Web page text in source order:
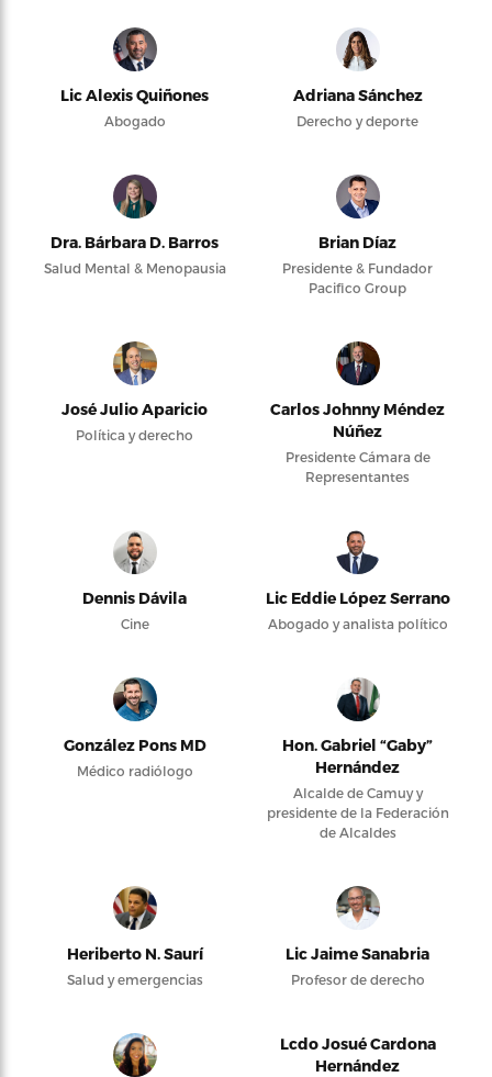
Lic Alexis Quiñones
Abogado
Adriana Sánchez
Derecho y deporte
Dra. Bárbara D. Barros
Salud Mental & Menopausia
Brian Díaz
Presidente & Fundador
Pacifico Group
José Julio Aparicio
Política y derecho
Carlos Johnny Méndez
Núñez
Presidente Cámara de
Representantes
Dennis Dávila
Cine
Lic Eddie López Serrano
Abogado y analista político
González Pons MD
Médico radiólogo
Hon. Gabriel “Gaby”
Hernández
Alcalde de Camuy y
presidente de la Federación
de Alcaldes
Heriberto N. Saurí
Salud y emergencias
Lic Jaime Sanabria
Profesor de derecho
Lcdo Josué Cardona
Hernández